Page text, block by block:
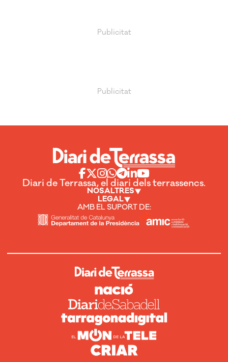
Diari de Terrassa, el diari dels terrassencs.
NOSALTRES
LEGAL
AMB EL SUPORT DE: